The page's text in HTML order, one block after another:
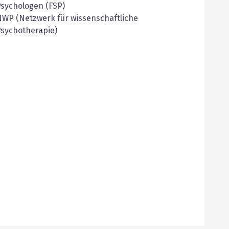
(FSP)
(Netzwerk für wissenschaftliche